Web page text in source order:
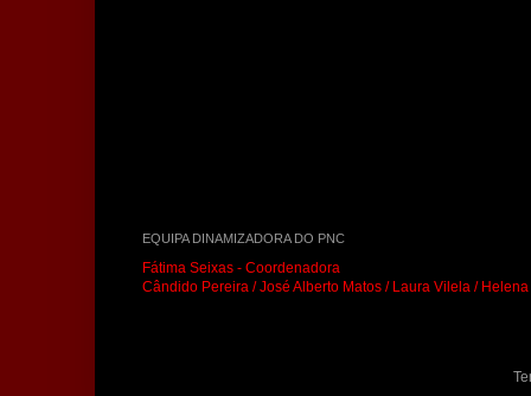
EQUIPA DINAMIZADORA DO PNC
Fátima Seixas - Coordenadora
Cândido Pereira / José Alberto Matos / Laura Vilela /